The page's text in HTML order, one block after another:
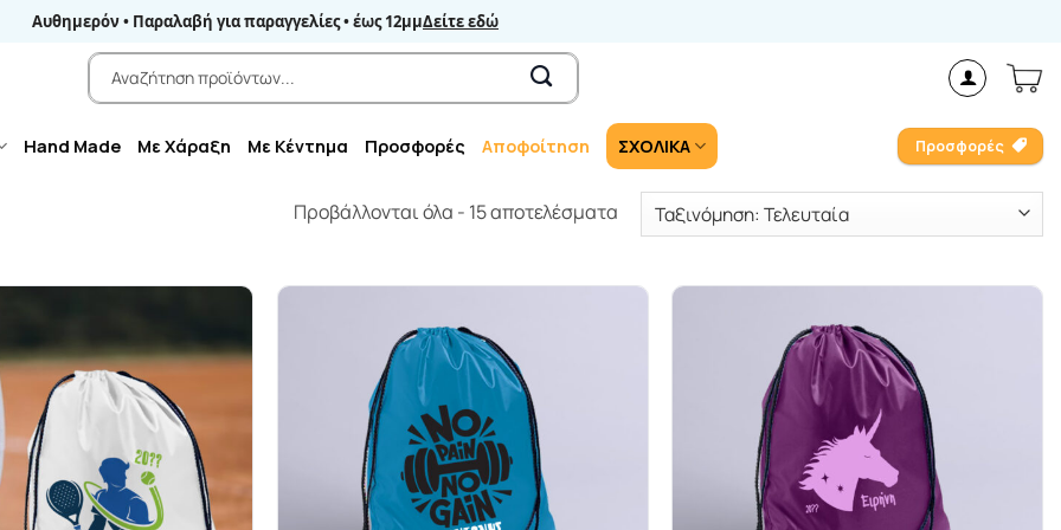
Αυθημερόν • Παραλαβή για παραγγελίες • έως 12μμΔείτε εδώ
Αναζήτηση
για:
Hand Made Με Χάραξη Με Κέντημα Προσφορές Αποφοίτηση ΣΧΟΛΙΚΑ Προσφορές
Προβάλλονται όλα - 15 αποτελέσματαSorted